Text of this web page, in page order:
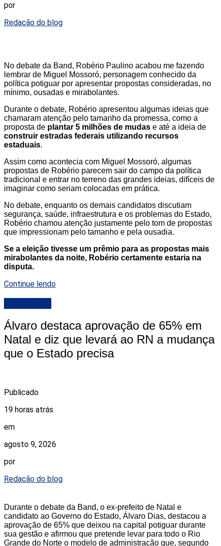
por
Redação do blog
No debate da Band, Robério Paulino acabou me fazendo
lembrar de Miguel Mossoró, personagem conhecido da
política potiguar por apresentar propostas consideradas, no
mínimo, ousadas e mirabolantes.
Durante o debate, Robério apresentou algumas ideias que
chamaram atenção pelo tamanho da promessa, como a
proposta de plantar 5 milhões de mudas e até a ideia de
construir estradas federais utilizando recursos
estaduais.
Assim como acontecia com Miguel Mossoró, algumas
propostas de Robério parecem sair do campo da política
tradicional e entrar no terreno das grandes ideias, difíceis de
imaginar como seriam colocadas em prática.
No debate, enquanto os demais candidatos discutiam
segurança, saúde, infraestrutura e os problemas do Estado,
Robério chamou atenção justamente pelo tom de propostas
que impressionam pelo tamanho e pela ousadia.
Se a eleição tivesse um prêmio para as propostas mais
mirabolantes da noite, Robério certamente estaria na
disputa.
Continue lendo
Álvaro destaca aprovação de 65% em
Natal e diz que levará ao RN a mudança
que o Estado precisa
Publicado
19 horas atrás
em
agosto 9, 2026
por
Redação do blog
Durante o debate da Band, o ex-prefeito de Natal e
candidato ao Governo do Estado, Álvaro Dias, destacou a
aprovação de 65% que deixou na capital potiguar durante
sua gestão e afirmou que pretende levar para todo o Rio
Grande do Norte o modelo de administração que, segundo